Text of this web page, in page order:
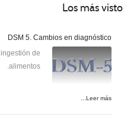
Los más visto
DSM 5. Cambios en diagnóstico
de
alimentos.
Leer más...